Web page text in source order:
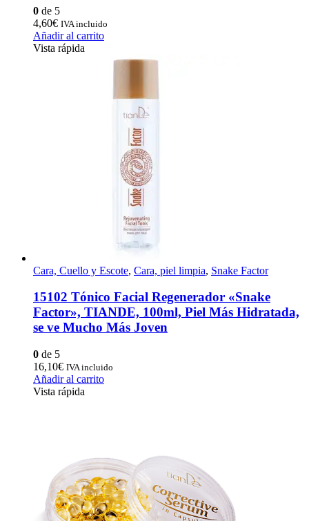
0 de 5
4,60€ IVA incluido
Añadir al carrito
Vista rápida
Cara, Cuello y Escote, Cara, piel limpia, Snake Factor
15102 Tónico Facial Regenerador «Snake
Factor», TIANDE, 100ml, Piel Más Hidratada,
se ve Mucho Más Joven
0 de 5
16,10€ IVA incluido
Añadir al carrito
Vista rápida